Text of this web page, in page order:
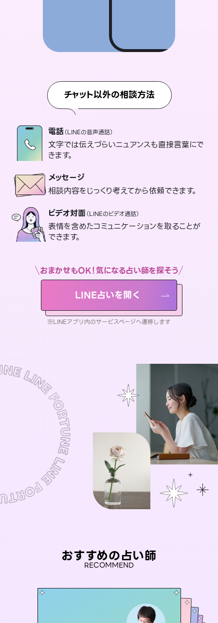
チャット以外の相談方法
電話（LINEの音声通話）
文字では伝えづらいニュアンスも直接言葉にで
きます。
メッセージ
相談内容をじっくり考えてから依頼できます。
ビデオ対面（LINEのビデオ通話）
表情を含めたコミュニケーションを取ることが
できます。
おまかせもOK！気になる占い師を探そう
LINE占いを開く
※LINEアプリ内のサービスページへ遷移します
おすすめの占い師
RECOMMEND